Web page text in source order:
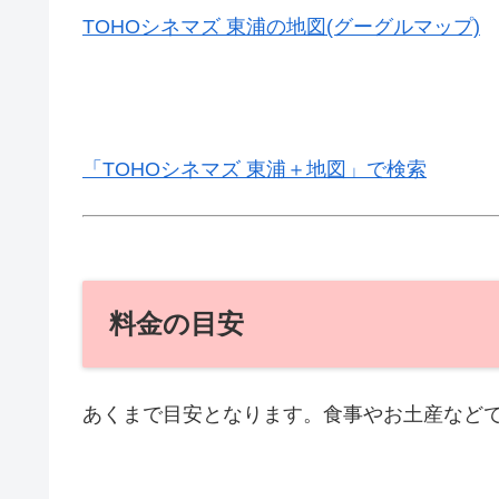
TOHOシネマズ 東浦の地図(グーグルマップ)
「TOHOシネマズ 東浦＋地図」で検索
料金の目安
あくまで目安となります。食事やお土産など